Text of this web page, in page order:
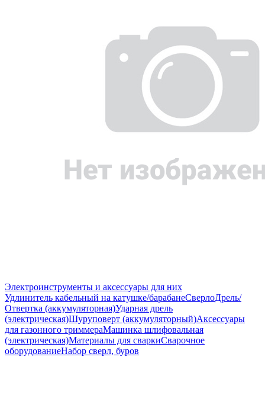
Электроинструменты и аксессуары для них
Удлинитель кабельный на катушке/барабанеСверлоДрель/
Отвертка (аккумуляторная)Ударная дрель
(электрическая)Шуруповерт (аккумуляторный)Аксессуары
для газонного триммераМашинка шлифовальная
(электрическая)Материалы для сваркиСварочное
оборудованиеНабор сверл, буров